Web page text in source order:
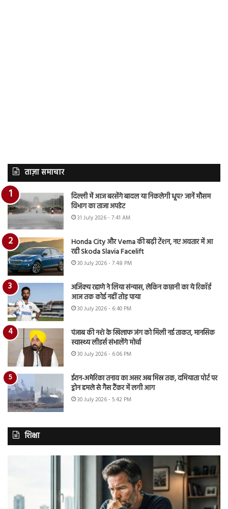
ताज़ा समाचार
दिल्ली में आज बरसेंगे बादल या निकलेगी धूप? जानें मौसम
विभाग का ताजा अपडेट
31 July 2026 - 7:41 AM
Honda City और Verna की बढ़ी टेंशन, नए अवतार में आ
रही Skoda Slavia Facelift
30 July 2026 - 7:48 PM
अजिंक्य रहाणे ने लिया संन्यास, लेकिन कप्तानी का ये रिकॉर्ड
आज तक कोई नहीं तोड़ पाया
30 July 2026 - 6:40 PM
पंजाब की नशे के खिलाफ जंग को मिली नई ताकत, मानसिक
स्वास्थ्य लीडर्स संभालेंगे मोर्चा
30 July 2026 - 6:06 PM
ईरान-अमेरिका तनाव का असर अब मिस्र तक, दमियाता पोर्ट पर
ड्रोन हमले से गैस टैंकर में लगी आग
30 July 2026 - 5:42 PM
शिक्षा